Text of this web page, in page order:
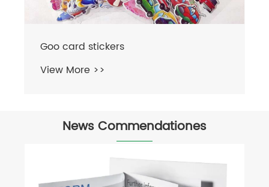
Cibo titulus
View More >>
News Commendationes